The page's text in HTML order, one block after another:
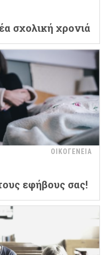
σχολική χρονιά
ΟΙΚΟΓΕΝΕΙΑ
εφήβους σας!